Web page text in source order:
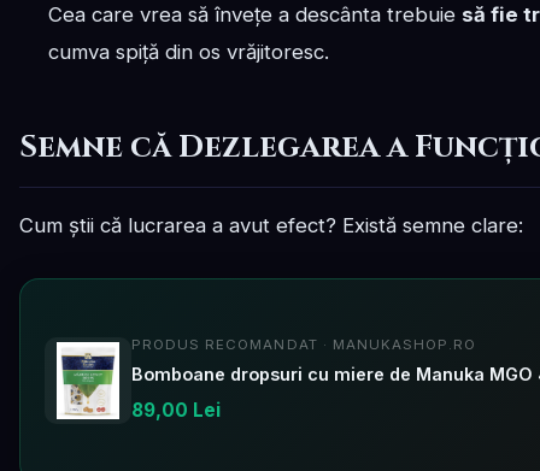
Cea care vrea să învețe a descânta trebuie să fie
cumva spiță din os vrăjitoresc.
Semne că Dezlegarea a
Cum știi că lucrarea a avut efect? Există semne clare:
PRODUS RECOMANDAT · MANUKASHOP.RO
89,00 Lei